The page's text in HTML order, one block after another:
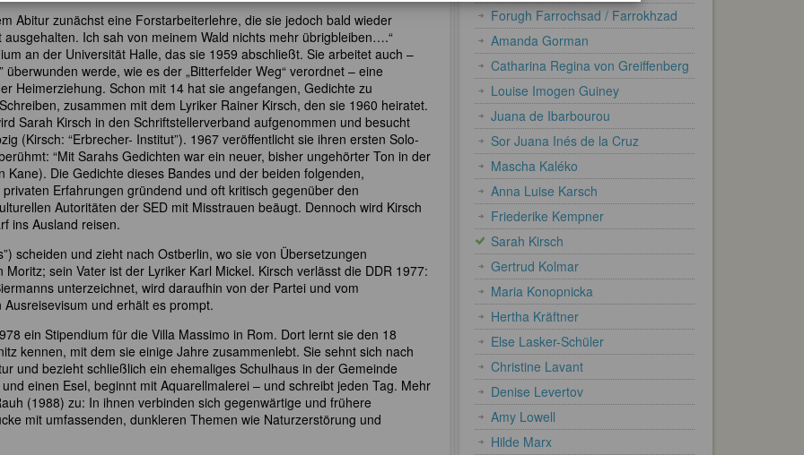
Abitur zunächst eine Forstarbeiterlehre, die sie jedoch bald wieder
Ich sah von meinem Wald nichts mehr übrigbleiben….“
an der Universität Halle, das sie 1959 abschließt. Sie arbeitet auch –
werde, wie es der „Bitterfelder Weg“ verordnet – eine
Heimerziehung. Schon mit 14 hat sie angefangen, Gedichte zu
zusammen mit dem Lyriker Rainer Kirsch, den sie 1960 heiratet.
Sarah Kirsch in den Schriftstellerverband aufgenommen und besucht
(Kirsch: “Erbrecher- Institut”). 1967 veröffentlicht sie ihren ersten Solo-
“Mit Sarahs Gedichten war ein neuer, bisher ungehörter Ton in der
Kane). Die Gedichte dieses Bandes und der beiden folgenden,
Erfahrungen gründend und oft kritisch gegenüber den
Autoritäten der SED mit Misstrauen beäugt. Dennoch wird Kirsch
ins Ausland reisen.
scheiden und zieht nach Ostberlin, wo sie von Übersetzungen
sein Vater ist der Lyriker Karl Mickel. Kirsch verlässt die DDR 1977:
unterzeichnet, wird daraufhin von der Partei und vom
und erhält es prompt.
ein Stipendium für die Villa Massimo in Rom. Dort lernt sie den 18
kennen, mit dem sie einige Jahre zusammenlebt. Sie sehnt sich nach
und bezieht schließlich ein ehemaliges Schulhaus in der Gemeinde
einen Esel, beginnt mit Aquarellmalerei – und schreibt jeden Tag. Mehr
(1988) zu: In ihnen verbinden sich gegenwärtige und frühere
mit umfassenden, dunkleren Themen wie Naturzerstörung und
Forugh Farrochsad / Farrokhzad
Amanda Gorman
Catharina Regina von Greiffenberg
Louise Imogen Guiney
Juana de Ibarbourou
Sor Juana Inés de la Cruz
Mascha Kaléko
Anna Luise Karsch
Friederike Kempner
Sarah Kirsch
Gertrud Kolmar
Maria Konopnicka
Hertha Kräftner
Else Lasker-Schüler
Christine Lavant
Denise Levertov
Amy Lowell
Hilde Marx